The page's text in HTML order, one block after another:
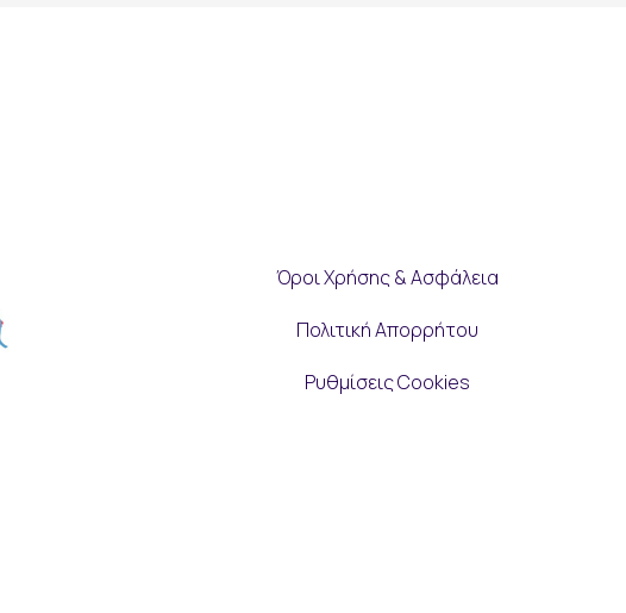
Όροι Χρήσης & Ασφάλεια
Πολιτική Απορρήτου
Ρυθμίσεις Cookies